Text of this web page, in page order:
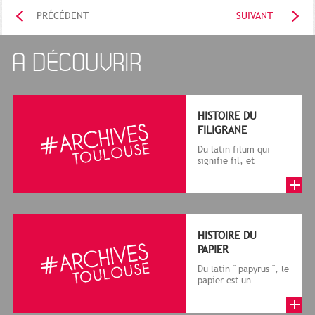
PRÉCÉDENT SUIVANT
A DÉCOUVRIR
HISTOIRE DU
FILIGRANE
Du latin filum qui
signifie fil, et
le cadre de la f...
HISTOIRE DU
PAPIER
Du latin " papyrus ", le
papier est un